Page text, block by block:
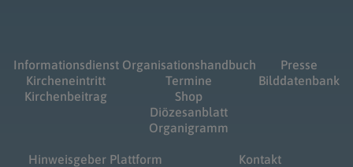
Informationsdienst
Kircheneintritt
Kirchenbeitrag
Organisationshandbuch
Termine
Shop
Diözesanblatt
Organigramm
Presse
Bilddatenbank
Hinweisgeber Plattform Kontakt